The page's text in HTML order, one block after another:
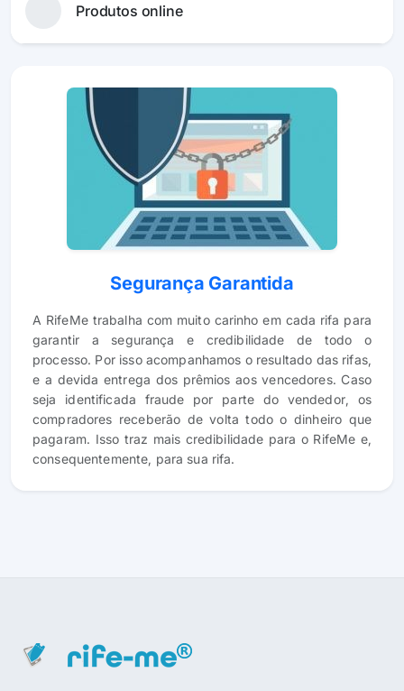
Produtos online
Segurança Garantida
A RifeMe trabalha com muito carinho em cada rifa para
garantir a segurança e credibilidade de todo o
processo. Por isso acompanhamos o resultado das rifas,
e a devida entrega dos prêmios aos vencedores. Caso
seja identificada fraude por parte do vendedor, os
compradores receberão de volta todo o dinheiro que
pagaram. Isso traz mais credibilidade para o RifeMe e,
consequentemente, para sua rifa.